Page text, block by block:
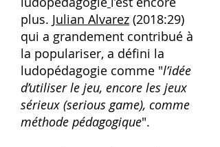
plus. Julian Alvarez (2018:29)
qui a grandement contribué à
la populariser, a défini la
ludopédagogie comme "l’idée
d’utiliser le jeu, encore les jeux
sérieux (serious game), comme
méthode pédagogique".